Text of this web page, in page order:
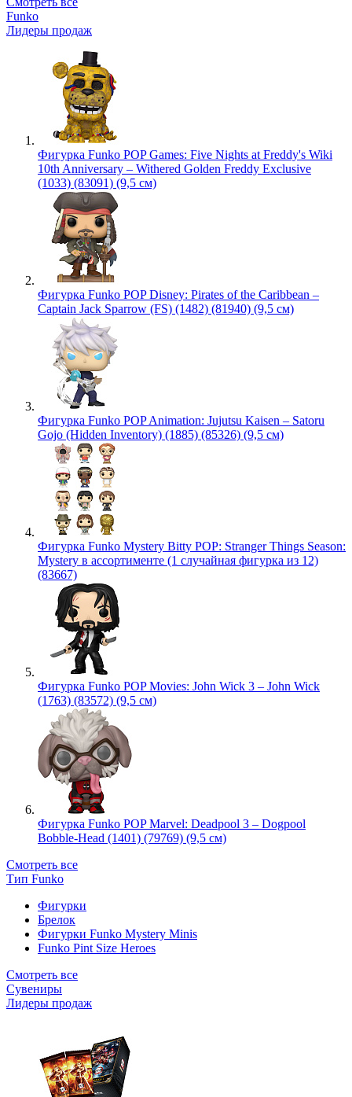
Funko
Лидеры продаж
Фигурка Funko POP Games: Five Nights at Freddy's Wiki
10th Anniversary – Withered Golden Freddy Exclusive
(1033) (83091) (9,5 см)
Фигурка Funko POP Disney: Pirates of the Caribbean –
Captain Jack Sparrow (FS) (1482) (81940) (9,5 см)
Фигурка Funko POP Animation: Jujutsu Kaisen – Satoru
Gojo (Hidden Inventory) (1885) (85326) (9,5 см)
Фигурка Funko Mystery Bitty POP: Stranger Things Season:
Mystery в ассортименте (1 случайная фигурка из 12)
(83667)
Фигурка Funko POP Movies: John Wick 3 – John Wick
(1763) (83572) (9,5 см)
Фигурка Funko POP Marvel: Deadpool 3 – Dogpool
Bobble-Head (1401) (79769) (9,5 см)
Смотреть все
Тип Funko
Фигурки
Брелок
Фигурки Funko Mystery Minis
Funko Pint Size Heroes
Смотреть все
Сувениры
Лидеры продаж